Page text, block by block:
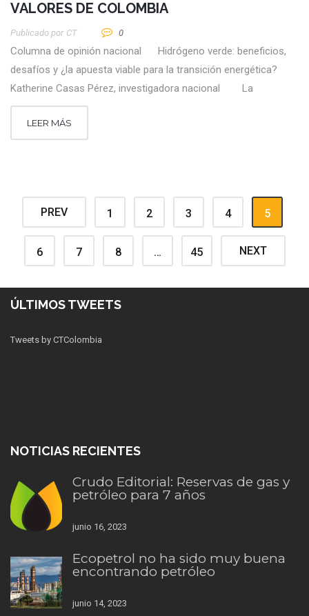
VALORES DE COLOMBIA
Publicado por CT 0
Columna de opinión nacional Hidrógeno verde: beneficios,
desafíos y ¿la apuesta viable para la transición energética?
Katherine Casas Pérez, investigadora nacional La
LEER MÁS
PREV 1 2 3 4 5
6 7 8 … 45 NEXT
ÚLTIMOS TWEETS
Tweets by CTColombia
NOTICIAS RECIENTES
Crudo Editorial: Reservas de gas y
petróleo para 7 años
junio 16, 2023
Ecopetrol no ha sido muy buena
encontrando petróleo
junio 14, 2023